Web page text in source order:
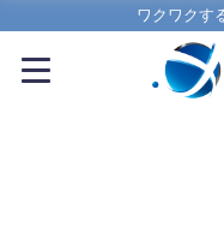
ワクワクす